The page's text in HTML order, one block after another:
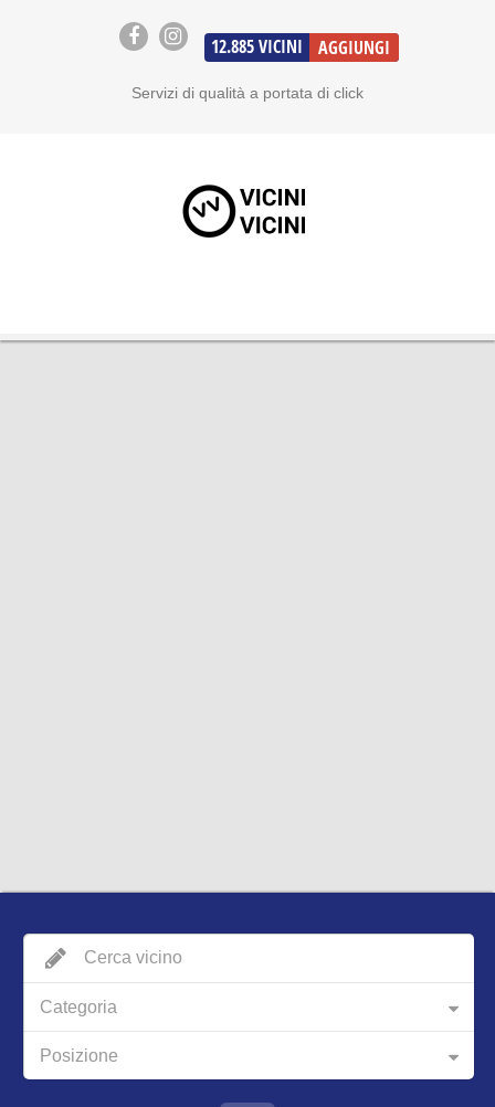
12.885 VICINI AGGIUNGI
Servizi di qualità a portata di click
Categoria
Posizione